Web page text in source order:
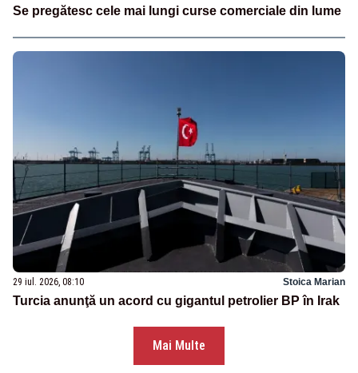
Se pregătesc cele mai lungi curse comerciale din lume
29 iul. 2026, 08:10 Stoica Marian
Turcia anunţă un acord cu gigantul petrolier BP în Irak
Mai Multe